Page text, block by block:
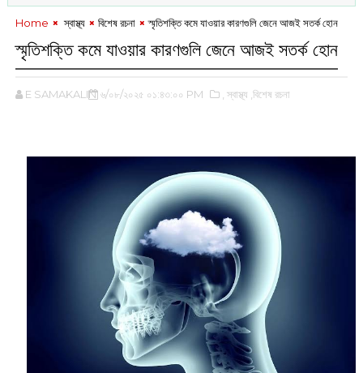
Home ‌ স্বাস্থ্য বিশেষ রচনা স্মৃতিশক্তি কমে যাওয়ার কারণগুলি জেনে আজই সতর্ক হোন
স্মৃতিশক্তি কমে যাওয়ার কারণগুলি জেনে আজই সতর্ক হোন
E SAMAKALIN ৬/০৮/২০২৫ ০১:৪৩:০০ PM ,‌ স্বাস্থ্য ,বিশেষ রচনা